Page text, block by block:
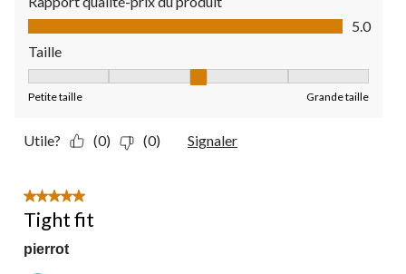
Rapport qualité-prix du produit, 5.0 sur 5
5.0
Taille
Petite taille Grande taille
Utile? (0) (0) Signaler
5 étoile(s) sur 5.
Tight fit
pierrot